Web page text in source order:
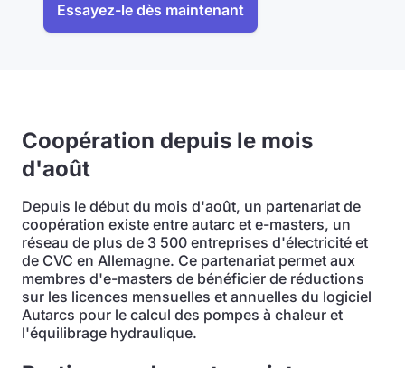
Essayez-le dès maintenant
Coopération depuis le mois
d'août
Depuis le début du mois d'août, un partenariat de
coopération existe entre autarc et e-masters, un
réseau de plus de 3 500 entreprises d'électricité et
de CVC en Allemagne. Ce partenariat permet aux
membres d'e-masters de bénéficier de réductions
sur les licences mensuelles et annuelles du logiciel
Autarcs pour le calcul des pompes à chaleur et
l'équilibrage hydraulique.